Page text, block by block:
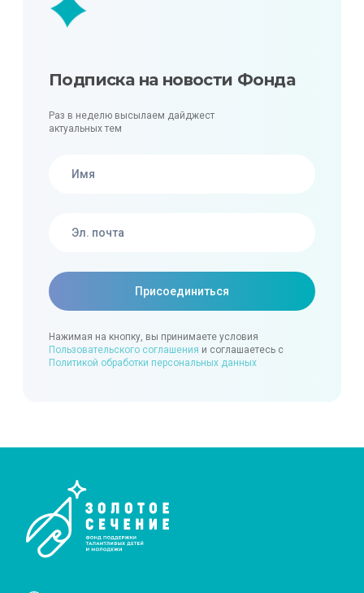
Подписка на новости Фонда
Раз в неделю высылаем дайджест
актуальных тем
Нажимая на кнопку, вы принимаете условия
Пользовательского соглашения и соглашаетесь с
Политикой обработки персональных данных